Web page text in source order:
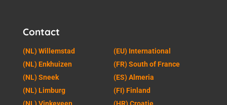
Contact
(NL) Willemstad
(NL) Enkhuizen
(NL) Sneek
(NL) Limburg
(EU) International
(FR) South of France
(ES) Almeria
(FI) Finland